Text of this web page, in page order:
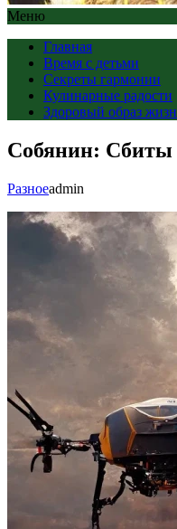
Меню
Главная
Время с детьми
Секреты гармонии
Кулинарные радости
Здоровый образ
Собянин: Сбиты
Разноеadmin